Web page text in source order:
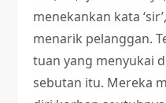
menekankan kata
menarik pelanggan.
tuan yang menyukai
sebutan itu. Mereka